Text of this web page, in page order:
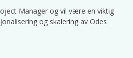
Manager og vil være en viktig
og skalering av Odes